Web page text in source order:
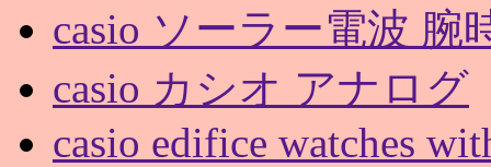
casio ソーラー電波 腕
casio カシオ アナログ
casio edifice watches